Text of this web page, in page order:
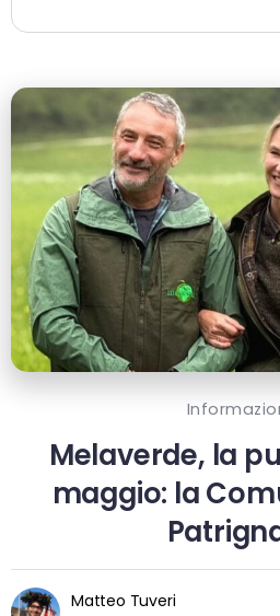
Melaverde, la
maggio: la
Matteo Tuveri